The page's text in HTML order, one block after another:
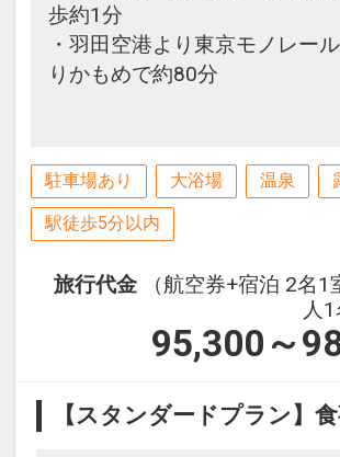
歩約1分
・羽田空港より東京モノレー
りかもめで約80分
駐車場あり 大浴場 温泉
駅徒歩5分以内
旅行代金
（航空券+宿泊 2名
人
95,300～
【スタンダードプラン】